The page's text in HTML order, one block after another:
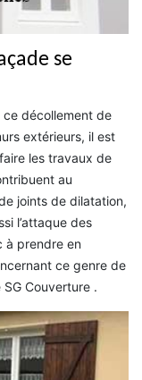
se
ce décollement de
extérieurs, il est
les travaux de
au
joints de dilatation,
l’attaque des
à prendre en
ce genre de
Couverture .